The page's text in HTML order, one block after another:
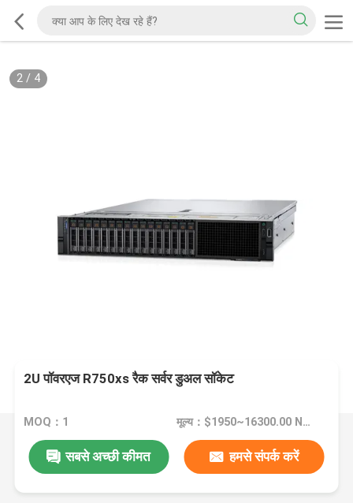
2/ 4
2U पॉवरएज R750xs रैक सर्वर डुअल सॉकेट
MOQ：1 मूल्य：$1950~16300.00 Negotiable
सबसे अच्छी कीमत हमसे संपर्क करें